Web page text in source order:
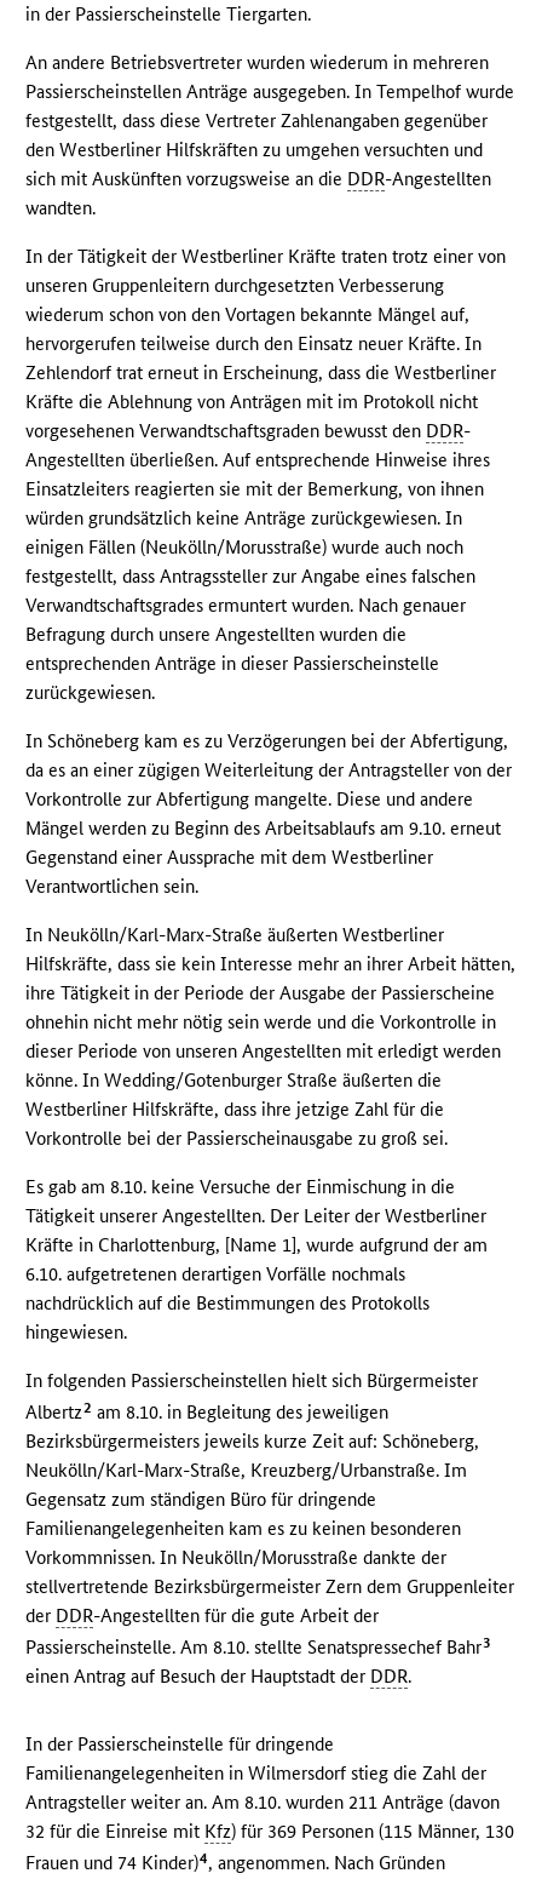
in der Passierscheinstelle Tiergarten.
An andere Betriebsvertreter wurden wiederum in mehreren
Passierscheinstellen Anträge ausgegeben. In Tempelhof wurde
festgestellt, dass diese Vertreter Zahlenangaben gegenüber
den Westberliner Hilfskräften zu umgehen versuchten und
sich mit Auskünften vorzugsweise an die DDR-Angestellten
wandten.
In der Tätigkeit der Westberliner Kräfte traten trotz einer von
unseren Gruppenleitern durchgesetzten Verbesserung
wiederum schon von den Vortagen bekannte Mängel auf,
hervorgerufen teilweise durch den Einsatz neuer Kräfte. In
Zehlendorf trat erneut in Erscheinung, dass die Westberliner
Kräfte die Ablehnung von Anträgen mit im Protokoll nicht
vorgesehenen Verwandtschaftsgraden bewusst den DDR-
Angestellten überließen. Auf entsprechende Hinweise ihres
Einsatzleiters reagierten sie mit der Bemerkung, von ihnen
würden grundsätzlich keine Anträge zurückgewiesen. In
einigen Fällen (Neukölln/Morusstraße) wurde auch noch
festgestellt, dass Antragssteller zur Angabe eines falschen
Verwandtschaftsgrades ermuntert wurden. Nach genauer
Befragung durch unsere Angestellten wurden die
entsprechenden Anträge in dieser Passierscheinstelle
zurückgewiesen.
In Schöneberg kam es zu Verzögerungen bei der Abfertigung,
da es an einer zügigen Weiterleitung der Antragsteller von der
Vorkontrolle zur Abfertigung mangelte. Diese und andere
Mängel werden zu Beginn des Arbeitsablaufs am 9.10. erneut
Gegenstand einer Aussprache mit dem Westberliner
Verantwortlichen sein.
In Neukölln/Karl-Marx-Straße äußerten Westberliner
Hilfskräfte, dass sie kein Interesse mehr an ihrer Arbeit hätten,
ihre Tätigkeit in der Periode der Ausgabe der Passierscheine
ohnehin nicht mehr nötig sein werde und die Vorkontrolle in
dieser Periode von unseren Angestellten mit erledigt werden
könne. In Wedding/Gotenburger Straße äußerten die
Westberliner Hilfskräfte, dass ihre jetzige Zahl für die
Vorkontrolle bei der Passierscheinausgabe zu groß sei.
Es gab am 8.10. keine Versuche der Einmischung in die
Tätigkeit unserer Angestellten. Der Leiter der Westberliner
Kräfte in Charlottenburg, [Name 1], wurde aufgrund der am
6.10. aufgetretenen derartigen Vorfälle nochmals
nachdrücklich auf die Bestimmungen des Protokolls
hingewiesen.
In folgenden Passierscheinstellen hielt sich Bürgermeister
Albertz2 am 8.10. in Begleitung des jeweiligen
Bezirksbürgermeisters jeweils kurze Zeit auf: Schöneberg,
Neukölln/Karl-Marx-Straße, Kreuzberg/Urbanstraße. Im
Gegensatz zum ständigen Büro für dringende
Familienangelegenheiten kam es zu keinen besonderen
Vorkommnissen. In Neukölln/Morusstraße dankte der
stellvertretende Bezirksbürgermeister Zern dem Gruppenleiter
der DDR-Angestellten für die gute Arbeit der
Passierscheinstelle. Am 8.10. stellte Senatspressechef Bahr3
einen Antrag auf Besuch der Hauptstadt der DDR.
In der Passierscheinstelle für dringende
Familienangelegenheiten in Wilmersdorf stieg die Zahl der
Antragsteller weiter an. Am 8.10. wurden 211 Anträge (davon
32 für die Einreise mit Kfz) für 369 Personen (115 Männer, 130
Frauen und 74 Kinder)4, angenommen. Nach Gründen